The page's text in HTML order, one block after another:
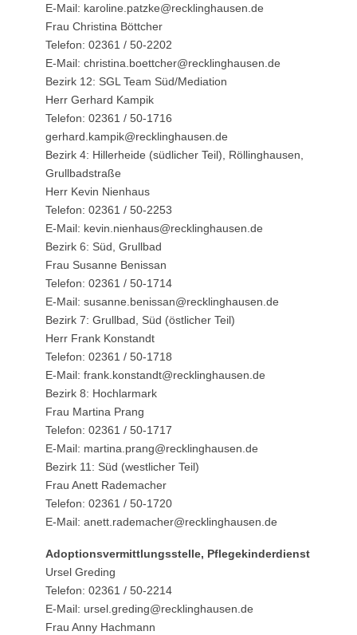
E-Mail: karoline.patzke@recklinghausen.de
Frau Christina Böttcher
Telefon: 02361 / 50-2202
E-Mail: christina.boettcher@recklinghausen.de
Bezirk 12: SGL Team Süd/Mediation
Herr Gerhard Kampik
Telefon: 02361 / 50-1716
gerhard.kampik@recklinghausen.de
Bezirk 4: Hillerheide (südlicher Teil), Röllinghausen,
Grullbadstraße
Herr Kevin Nienhaus
Telefon: 02361 / 50-2253
E-Mail: kevin.nienhaus@recklinghausen.de
Bezirk 6: Süd, Grullbad
Frau Susanne Benissan
Telefon: 02361 / 50-1714
E-Mail: susanne.benissan@recklinghausen.de
Bezirk 7: Grullbad, Süd (östlicher Teil)
Herr Frank Konstandt
Telefon: 02361 / 50-1718
E-Mail: frank.konstandt@recklinghausen.de
Bezirk 8: Hochlarmark
Frau Martina Prang
Telefon: 02361 / 50-1717
E-Mail: martina.prang@recklinghausen.de
Bezirk 11: Süd (westlicher Teil)
Frau Anett Rademacher
Telefon: 02361 / 50-1720
E-Mail: anett.rademacher@recklinghausen.de
Adoptionsvermittlungsstelle, Pflegekinderdienst
Ursel Greding
Telefon: 02361 / 50-2214
E-Mail: ursel.greding@recklinghausen.de
Frau Anny Hachmann